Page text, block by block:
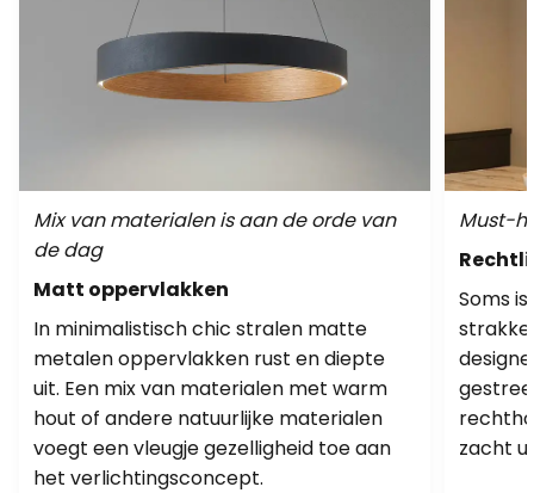
Mix van materialen is aan de orde van
de dag
Matt oppervlakken
In minimalistisch chic stralen matte
metalen oppervlakken rust en diepte
uit. Een mix van materialen met warm
hout of andere natuurlijke materialen
voegt een vleugje gezelligheid toe aan
het verlichtingsconcept.
Must-
Soms
zacht